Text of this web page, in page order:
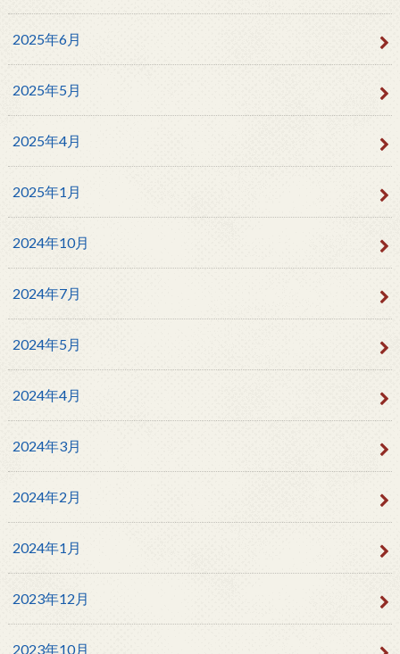
2025年6月
2025年5月
2025年4月
2025年1月
2024年10月
2024年7月
2024年5月
2024年4月
2024年3月
2024年2月
2024年1月
2023年12月
2023年10月